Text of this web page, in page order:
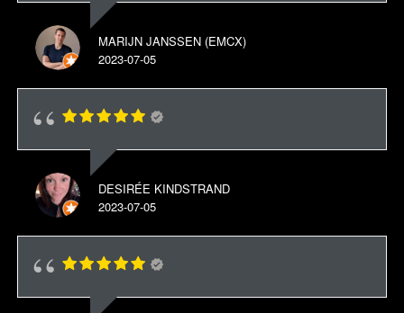
MARIJN JANSSEN (EMCX)
2023-07-05
DESIRÉE KINDSTRAND
2023-07-05